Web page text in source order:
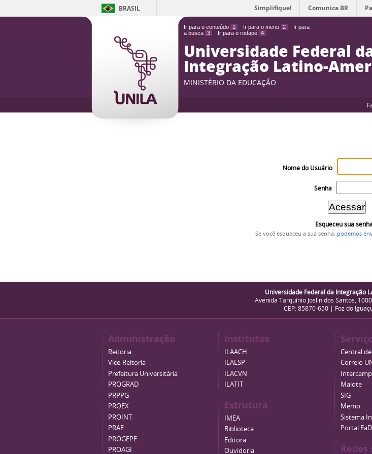
Ir para o conteúdo 1 Ir para o menu 2
Ir para
a busca 3 Ir para o rodapé 4
BRASIL Simplifique! Comunica BR
Universidade Federal
Integração Latino-
MINISTÉRIO DA EDUCAÇÃO
Nome do Usuário
Senha
Esqueceu sua
Se você esqueceu a sua senha, podemos
Universidade Federal da Integração
Avenida Tarquínio Joslin dos Santos,
CEP: 85870-650 | Foz do
Administração
Reitoria
Vice-Reitoria
Prefeitura Universitária
PROGRAD
PRPPG
PROEX
PROINT
PRAE
PROGEPE
PROAGI
Institutos
ILAACH
ILAESP
ILACVN
ILATIT
Estrutura
IMEA
Biblioteca
Editora
Ouvidoria
Central
Correio
Malote
SIG
Memo
Sistema
Portal
Redes